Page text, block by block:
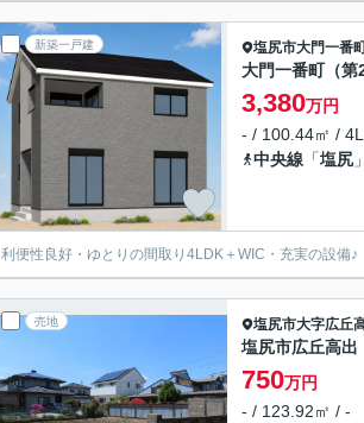
新築一戸建 塩尻市大門一番
大門一番町（第
3,380万円
- / 100.44㎡ /
中央線 「塩尻
利便性良好・ゆとりの間取り4LDK＋WIC・充実の設備♪
売地 塩尻市大字広丘
塩尻市広丘高
750万円
- / 123.92㎡ / -